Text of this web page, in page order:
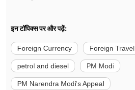
इन टॉपिक्स पर और पढ़ें:
Foreign Currency Foreign Travel
petrol and diesel PM Modi
PM Narendra Modi's Appeal